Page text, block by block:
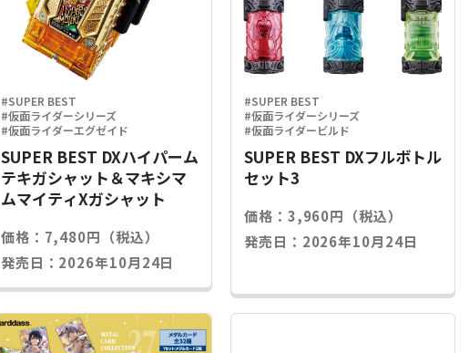
#SUPER BEST
#仮面ライダーシリーズ
#仮面ライダーエグゼイド
SUPER BEST DXハイパーム
テキガシャット＆マキシマ
ムマイティXガシャット
価格：7,480円（税込）
発売日：2026年10月24日
#SUPER BEST
#仮面ライダーシリーズ
#仮面ライダービルド
SUPER BEST DXフルボトル
セット3
価格：3,960円（税込）
発売日：2026年10月24日